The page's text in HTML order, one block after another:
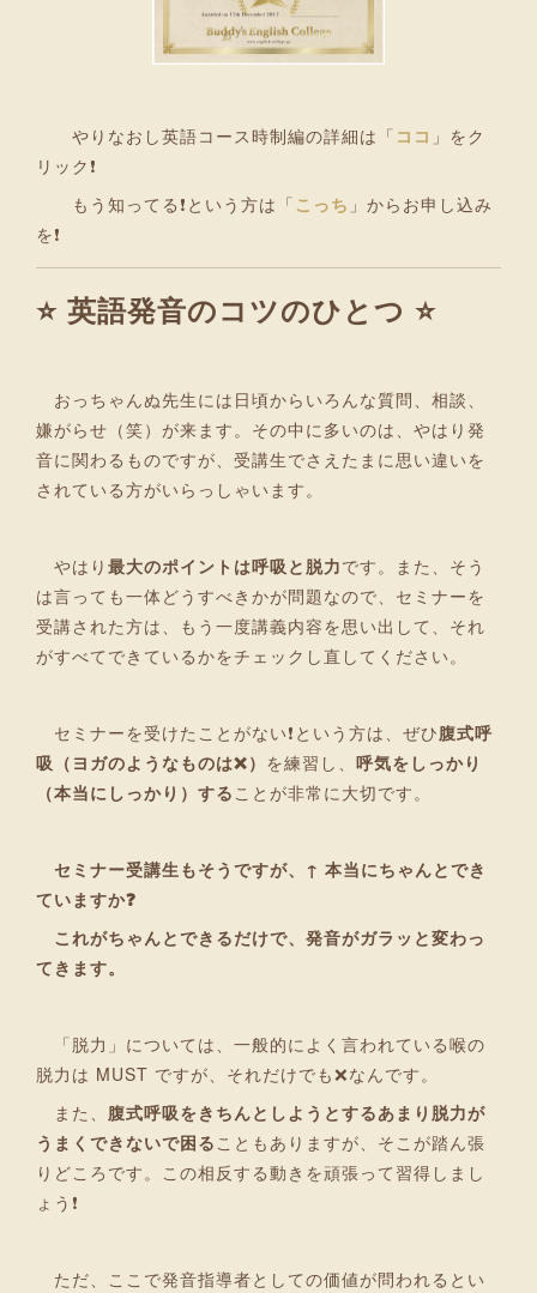
やりなおし英語コース時制編の詳細は「 ココ 」をク
リック❗
もう知ってる❗という方は「 こっち 」からお申し込み
を❗
⭐ 英語発音のコツのひとつ ⭐
おっちゃんぬ先生には日頃からいろんな質問、相談、
嫌がらせ（笑）が来ます。その中に多いのは、やはり発
音に関わるものですが、受講生でさえたまに思い違いを
されている方がいらっしゃいます。
やはり 最大のポイントは呼吸と脱力です。また、そう
は言っても一体どうすべきかが問題なので、セミナーを
受講された方は、もう一度講義内容を思い出して、それ
がすべてできているかをチェックし直してください。
セミナーを受けたことがない❗という方は、ぜひ腹式呼
吸（ヨガのようなものは❌） を練習し、 呼気をしっかり
（本当にしっかり）することが非常に大切です。
セミナー受講生もそうですが、↑ 本当にちゃんとでき
ていますか❓
これがちゃんとできるだけで、発音がガラッと変わっ
てきます。
「脱力」については、一般的によく言われている喉の
脱力は MUST ですが、それだけでも❌なんです。
また、 腹式呼吸をきちんとしようとするあまり脱力が
うまくできないで困ることもありますが、そこが踏ん張
りどころです。この相反する動きを頑張って習得しまし
ょう❗
ただ、ここで発音指導者としての価値が問われるとい